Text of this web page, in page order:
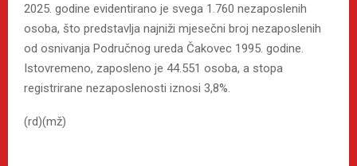
2025. godine evidentirano je svega 1.760 nezaposlenih
osoba, što predstavlja najniži mjesečni broj nezaposlenih
od osnivanja Područnog ureda Čakovec 1995. godine.
Istovremeno, zaposleno je 44.551 osoba, a stopa
registrirane nezaposlenosti iznosi 3,8%.
(rd)(mž)